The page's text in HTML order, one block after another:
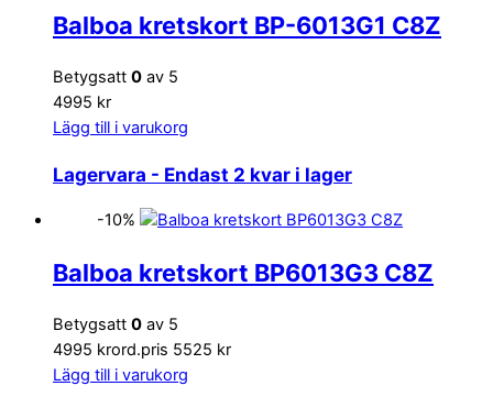
Balboa kretskort BP-6013G1 C8Z
Betygsatt 0 av 5
4995 kr
Lägg till i varukorg
Lagervara - Endast 2 kvar i lager
-10%
Balboa kretskort BP6013G3 C8Z
Betygsatt 0 av 5
4995 krord.pris 5525 kr
Lägg till i varukorg